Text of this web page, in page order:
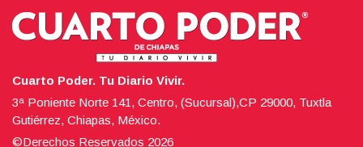
Cuarto Poder. Tu Diario Vivir.
3ª Poniente Norte 141, Centro, (Sucursal),CP 29000, Tuxtla
Gutiérrez, Chiapas, México.
©Derechos Reservados 2026